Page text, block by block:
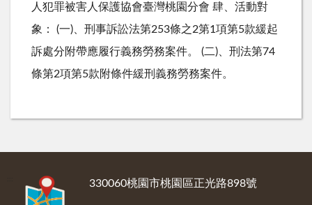
人犯罪被害人保護協會臺灣桃園分會 肆、活動對
象： (一)、刑事訴訟法第253條之2第1項第5款緩起
訴處分附帶應履行義務勞務案件。 (二)、刑法第74
條第2項第5款附條件緩刑義務勞務案件。
330060桃園市桃園區正光路898號